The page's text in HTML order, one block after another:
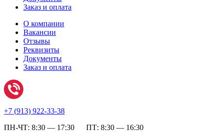
Заказ и оплата
О компании
Вакансии
Отзывы
Реквизиты
Документы
Заказ и оплата
+7 (913) 922-33-38
ПН-ЧТ: 8:30 — 17:30 ПТ: 8:30 — 16:30